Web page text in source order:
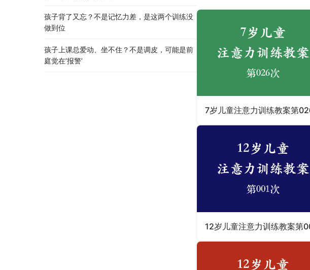
孩子背了又忘？不是记忆力差，是这两个训练没
做到位
孩子上课总爱动、坐不住？不是调皮，可能是前
庭觉在’报警’